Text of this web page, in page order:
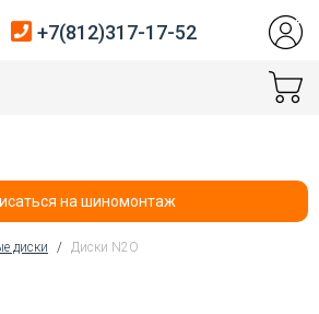
+7(812)317-17-52
на шиномонтаж
диски / Диски N2O